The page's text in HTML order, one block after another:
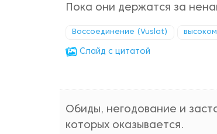
Пока они держатся за
Воссоединение (Vuslat)
Cлайд с цитатой
Обиды, негодование и
которых оказывается.